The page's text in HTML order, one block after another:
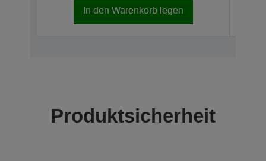
In den Warenkorb legen
Produktsicherheit